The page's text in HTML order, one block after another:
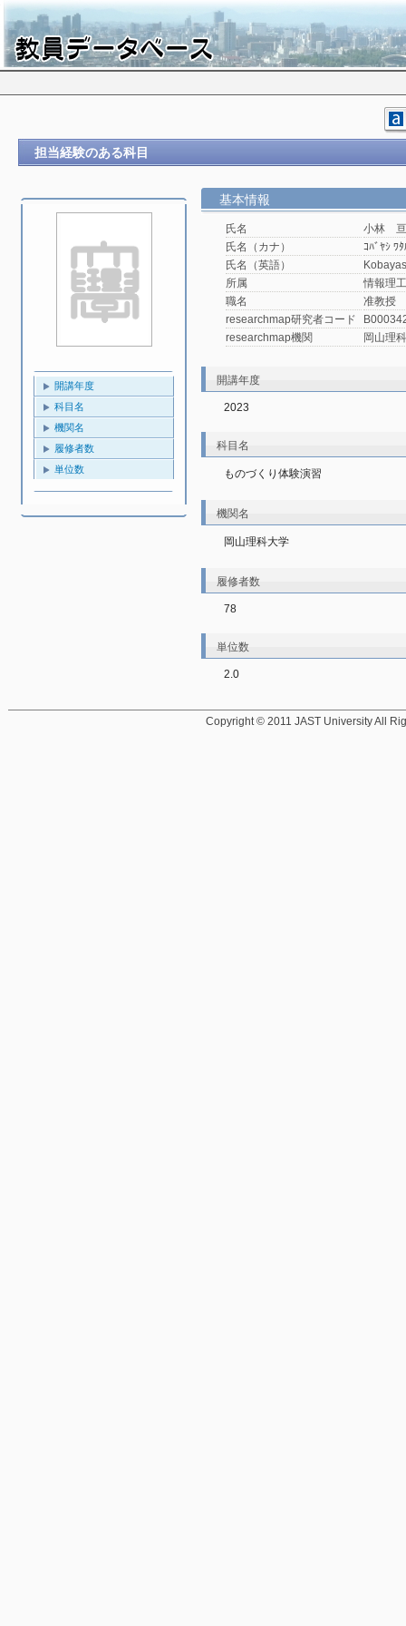
担当経験のある科目
開講年度
科目名
機関名
履修者数
単位数
基本情報
氏名
小林 亘
氏名（カナ）
ｺﾊﾞﾔｼ ﾜﾀ
氏名（英語）
所属
情報理
職名
准教授
researchmap研究者コード
researchmap機関
岡山理
開講年度
2023
科目名
ものづくり体験演習
機関名
岡山理科大学
履修者数
78
単位数
2.0